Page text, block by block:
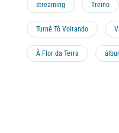
streaming Treino
Turnê Tô Voltando
À Flor da Terra